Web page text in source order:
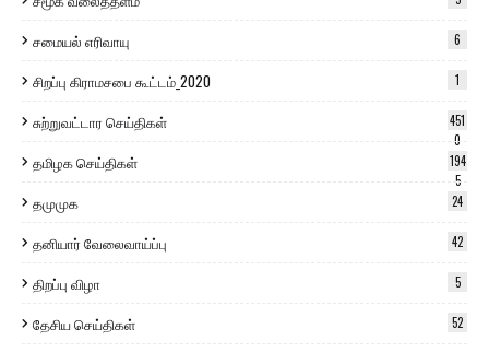
சமையல் எரிவாயு 6
சிறப்பு கிராமசபை கூட்டம்_2020 1
சுற்றுவட்டார செய்திகள்
451
0
தமிழக செய்திகள்
194
5
தமுமுக 24
தனியார் வேலைவாய்ப்பு 42
திறப்பு விழா 5
தேசிய செய்திகள் 52